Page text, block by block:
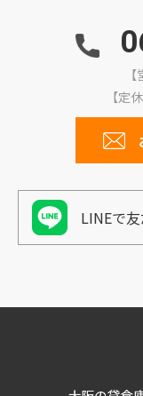
【定
LINEで